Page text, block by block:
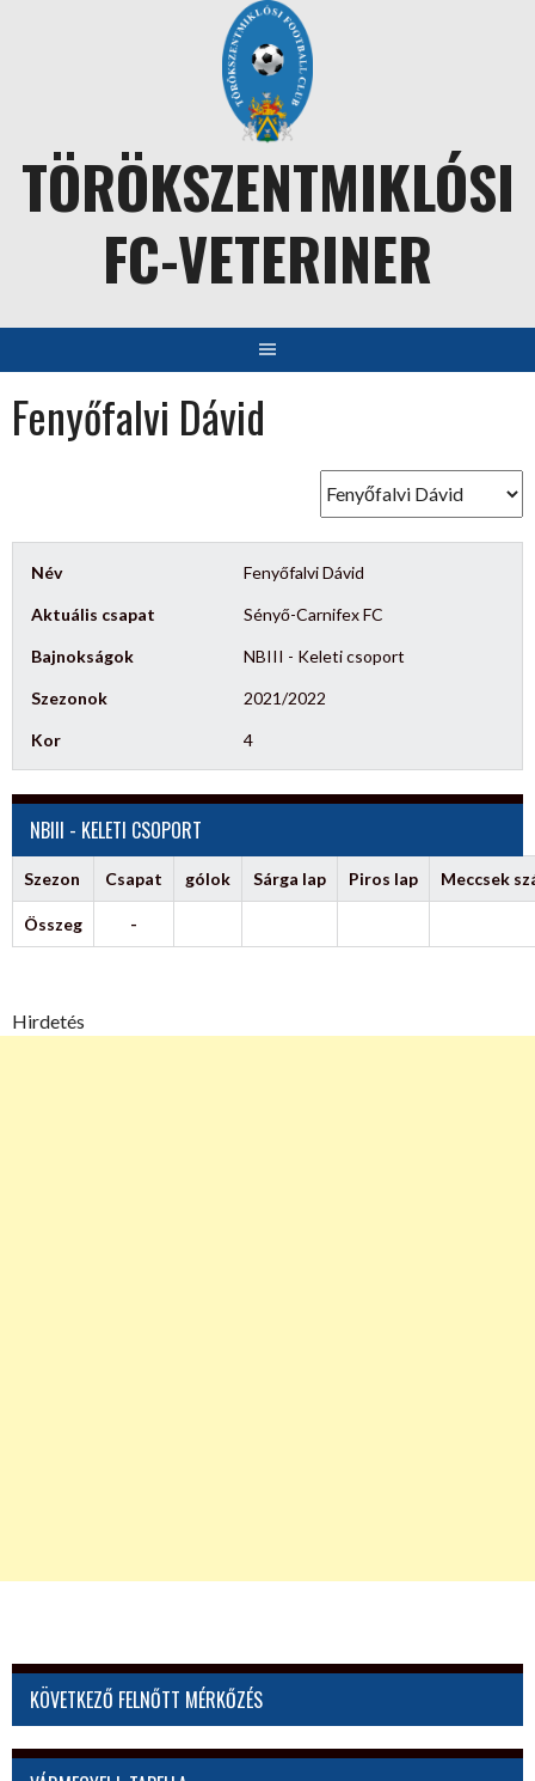
TÖRÖKSZENTMIKLÓSI
FC-VETERINER
Fenyőfalvi Dávid
Név Fenyőfalvi Dávid
Aktuális csapat Sényő-Carnifex FC
Bajnokságok NBIII - Keleti csoport
Szezonok 2021/2022
Kor 4
NBIII - KELETI CSOPORT
Szezon Csapat gólok Sárga lap Piros lap Meccsek
Összeg -
Hirdetés
KÖVETKEZŐ FELNŐTT MÉRKŐZÉS